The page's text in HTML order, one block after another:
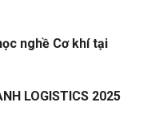
nghề Cơ khí tại
LOGISTICS 2025